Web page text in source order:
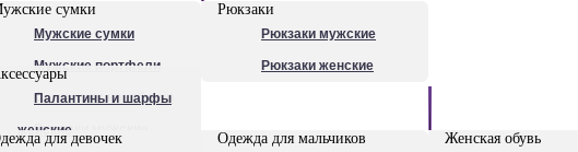
сумки
Мужские сумки
Мужские портфели
Сумки для ноутбуков
Рюкзаки мужские
Рюкзаки
Рюкзаки мужские
Рюкзаки женские
Палантины и шарфы
женские
для девочек Одежда для мальчиков Женская обувь